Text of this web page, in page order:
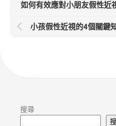
如何有效應對小朋友假性近
小孩假性近視的4個關鍵
搜尋